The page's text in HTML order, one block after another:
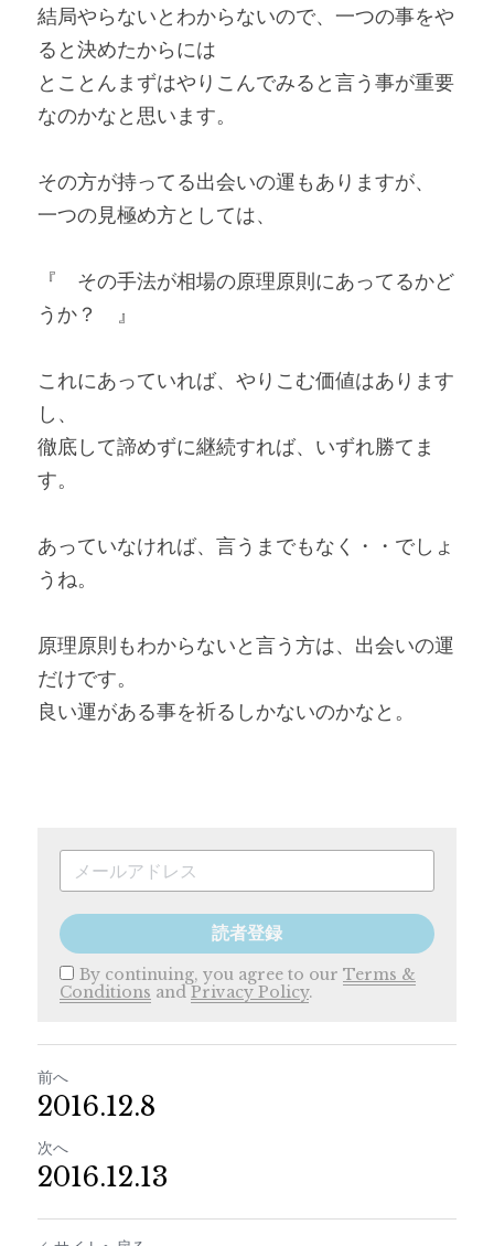
結局やらないとわからないので、一つの事をや
ると決めたからには
とことんまずはやりこんでみると言う事が重要
なのかなと思います。
その方が持ってる出会いの運もありますが、
一つの見極め方としては、
『　その手法が相場の原理原則にあってるかど
うか？　』
これにあっていれば、やりこむ価値はあります
し、
徹底して諦めずに継続すれば、いずれ勝てま
す。
あっていなければ、言うまでもなく・・でしょ
うね。
原理原則もわからないと言う方は、出会いの運
だけです。
良い運がある事を祈るしかないのかなと。
読者登録
By continuing, you agree to our Terms &
Conditions and Privacy Policy.
前へ
2016.12.8
次へ
2016.12.13